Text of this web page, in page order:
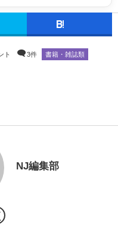
ト 3件 書籍・雑誌類
NJ編集部